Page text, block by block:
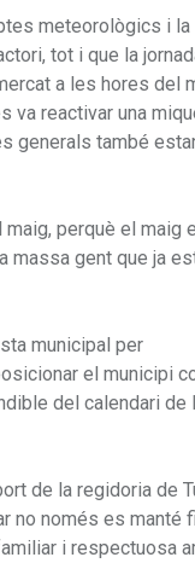
meteorològics i la
tot i que la
a les hores del
va reactivar una
generals també
maig, perquè el maig
massa gent que ja
municipal per
el municipi
del calendari de
de la regidoria de
no només es manté
i respectuosa